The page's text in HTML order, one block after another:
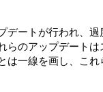
デートが行われ、
らのアップデート
は一線を画し、こ